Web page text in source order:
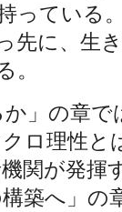
っている
先に、生
。
」の章で
ロ理性と
関が発揮
築へ」の